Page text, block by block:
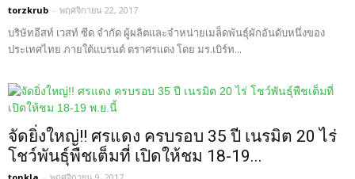
torzkrub - พฤศจิกายน 22, 2017
บริษัทอีสท์ เวสท์ ซีด จำกัด ผู้ผลิตและจำหน่ายเมล็ดพันธุ์ผักอันดับหนึ่งของ
ประเทศไทย ภายใต้แบรนด์ ตราศรแดง โดย มร.เบิร์ท...
จัดยิ่งใหญ่!! ศรแดง ครบรอบ 35 ปี เนรมิต 20 ไร่
โชว์พันธุ์พืชเต็มที่ เปิดให้ชม 18-19...